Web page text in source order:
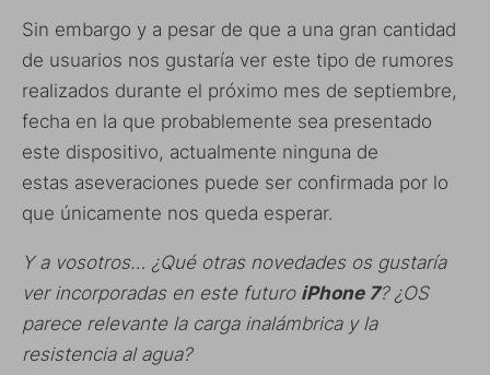
Sin embargo y a pesar de que a una gran cantidad
de usuarios nos gustaría ver este tipo de rumores
realizados durante el próximo mes de septiembre,
fecha en la que probablemente sea presentado
este dispositivo, actualmente ninguna de
estas aseveraciones puede ser confirmada por lo
que únicamente nos queda esperar.
Y a vosotros… ¿Qué otras novedades os gustaría
ver incorporadas en este futuro iPhone 7? ¿OS
parece relevante la carga inalámbrica y la
resistencia al agua?